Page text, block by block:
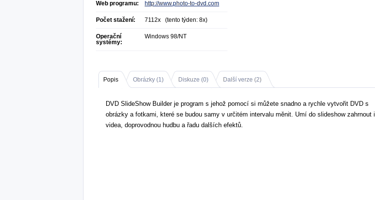
Web programu: http://www.photo-to-dvd.com
Počet stažení: 7112x (tento týden: 8x)
Operační
systémy:
Windows 98/NT
Popis Obrázky (1) Diskuze (0) Další verze (2)
DVD SlideShow Builder je program s jehož pomocí si můžete snadno a rychle vytvořit DVD s
obrázky a fotkami, které se budou samy v určitém intervalu měnit. Umí do slideshow zahrnout i
videa, doprovodnou hudbu a řadu dalších efektů.